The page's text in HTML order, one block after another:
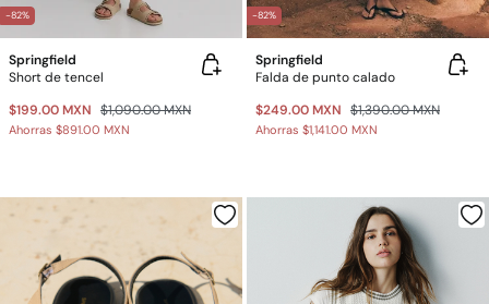
-82%
Springfield
Short de tencel
$199.00 MXN $1,090.00 MXN
Ahorras $891.00 MXN
-82%
Springfield
Falda de punto calado
$249.00 MXN $1,390.00 MXN
Ahorras $1,141.00 MXN